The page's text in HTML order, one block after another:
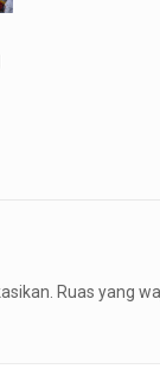
Ruas yang